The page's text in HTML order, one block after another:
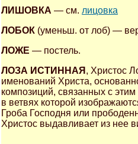
ЛИШОВКА — см. лицовка
ЛОБОК (уменьш. от лоб) —
ЛОЖЕ — постель.
ЛОЗА ИСТИННАЯ , Христос
именований Христа,
композиций, связанных с
в ветвях которой
Гроба Господня или
Христос выдавливает из нее